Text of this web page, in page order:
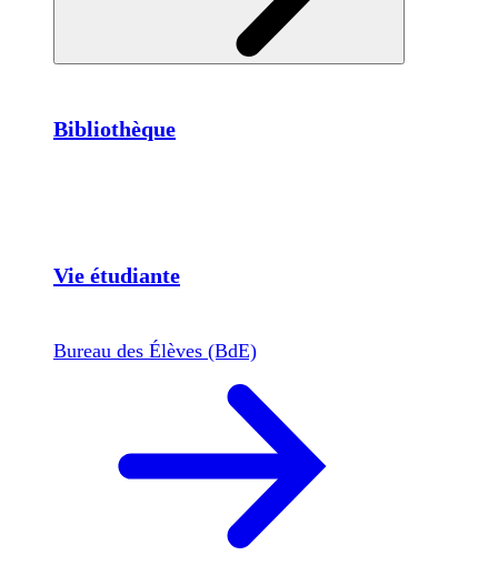
Bibliothèque
Vie étudiante
Bureau des Élèves (BdE)